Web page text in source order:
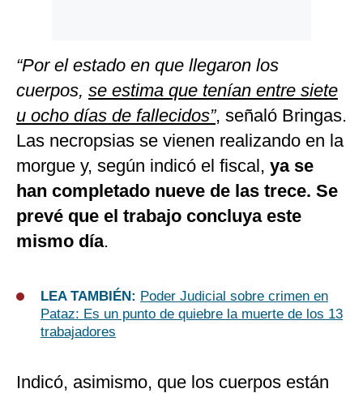
“Por el estado en que llegaron los
cuerpos, se estima que tenían entre siete
u ocho días de fallecidos”, señaló Bringas.
Las necropsias se vienen realizando en la
morgue y, según indicó el fiscal, ya se
han completado nueve de las trece. Se
prevé que el trabajo concluya este
mismo día.
LEA TAMBIÉN: Poder Judicial sobre crimen en
Pataz: Es un punto de quiebre la muerte de los 13
trabajadores
Indicó, asimismo, que los cuerpos están